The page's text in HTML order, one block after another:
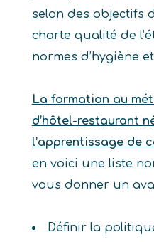
selon des objectifs
charte qualité de
normes d’hygiène
La formation au
d’hôtel-restaurant
l’apprentissage de
en voici une liste
vous donner un
Définir la